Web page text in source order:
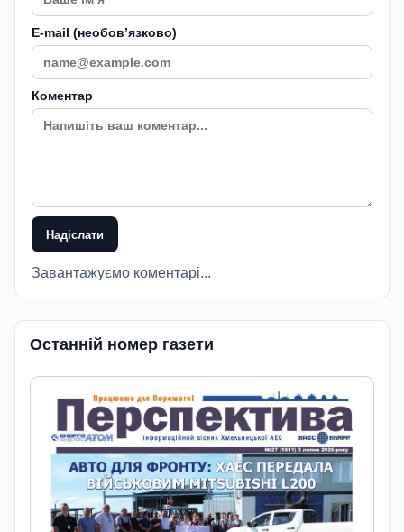
E-mail (необовʼязково)
Коментар
Надіслати
Завантажуємо коментарі...
Останній номер газети